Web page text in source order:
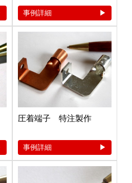
事例詳細
圧着端子 特注製作
事例詳細